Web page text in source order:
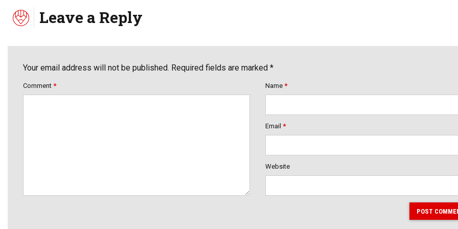
Leave a Reply
Your email address will not be published. Required fields are marked *
Comment * Name *
Email *
Website
POST